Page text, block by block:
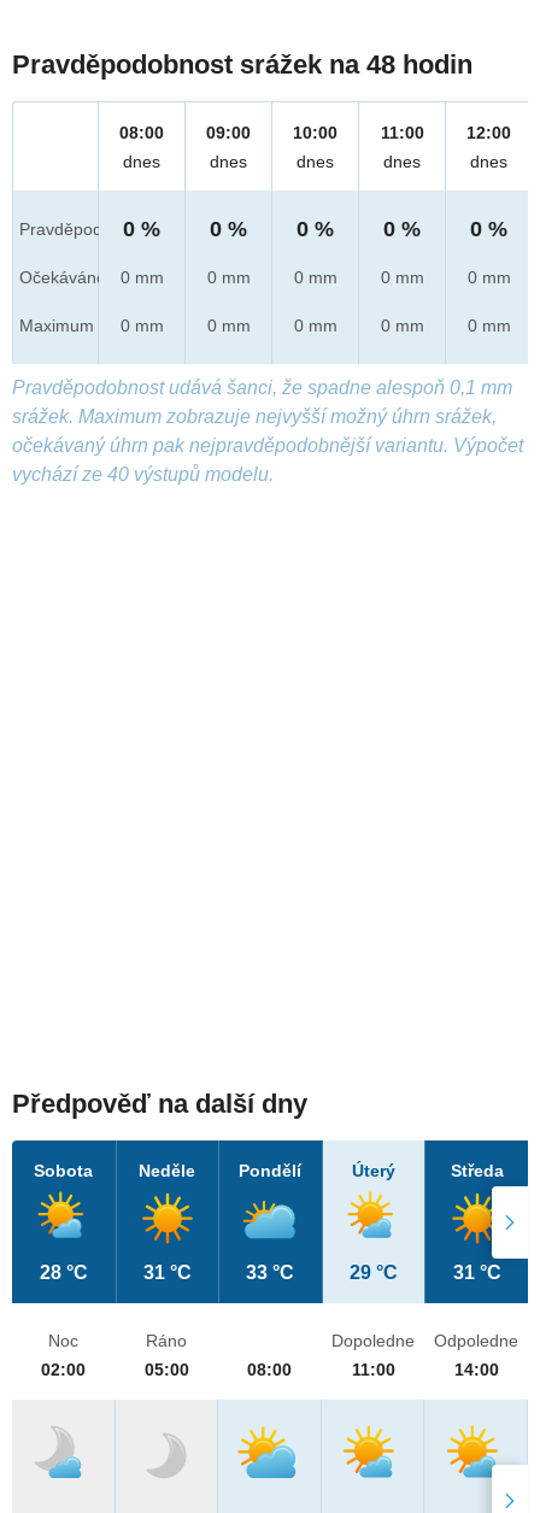
Pravděpodobnost srážek na 48 hodin
Pravděpod.
Očekáváno
Maximum
08:00
dnes
0 %
0 mm
0 mm
09:00
dnes
0 %
0 mm
0 mm
10:00
dnes
0 %
0 mm
0 mm
11:00
dnes
0 %
0 mm
0 mm
12:00
dnes
0 %
0 mm
0 mm
Pravděpodobnost udává šanci, že spadne alespoň 0,1 mm
srážek. Maximum zobrazuje nejvyšší možný úhrn srážek,
očekávaný úhrn pak nejpravděpodobnější variantu. Výpočet
vychází ze 40 výstupů modelu.
Předpověď na další dny
Sobota
28 °C
Neděle
31 °C
Pondělí
33 °C
Úterý
29 °C
Středa
31 °C
Noc
02:00
Ráno
05:00
08:00
Dopoledne
11:00
Odpoledne
14:00